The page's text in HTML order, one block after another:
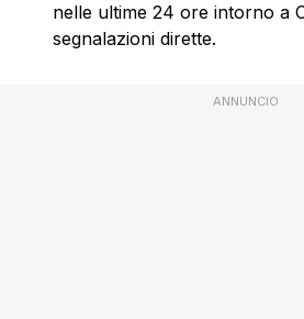
nelle ultime 24 ore intorno a
segnalazioni dirette.
ANNUNCIO